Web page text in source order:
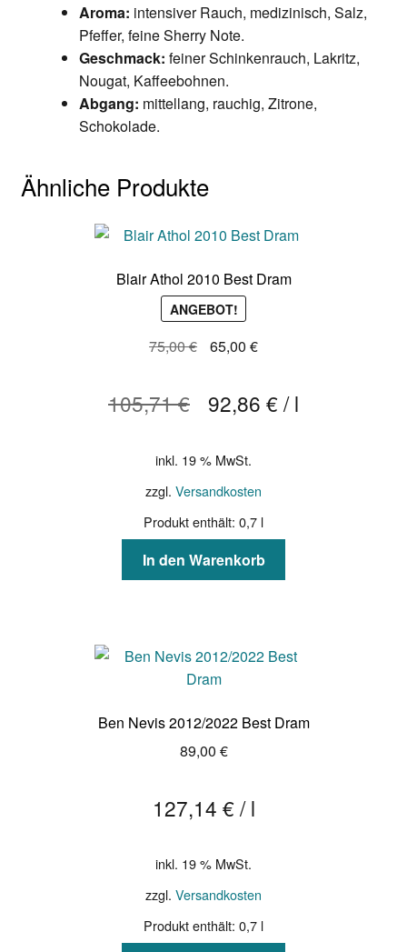
Aroma: intensiver Rauch, medizinisch, Salz,
Pfeffer, feine Sherry Note.
Geschmack: feiner Schinkenrauch, Lakritz,
Nougat, Kaffeebohnen.
Abgang: mittellang, rauchig, Zitrone,
Schokolade.
Ähnliche Produkte
Blair Athol 2010 Best Dram
ANGEBOT!
75,00€
Ursprünglicher
75,00 €
65,00 €Aktueller
65,00 €.
105,71€ 92,86 €/l
inkl. 19 % MwSt.
zzgl. Versandkosten
Produkt enthält: 0,7 l
In den Warenkorb
Ben Nevis 2012/2022 Best Dram
89,00 €
127,14 €/l
inkl. 19 % MwSt.
zzgl. Versandkosten
Produkt enthält: 0,7 l